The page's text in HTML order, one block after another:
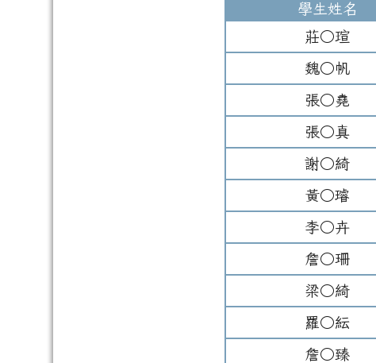
學生姓名
莊○瑄
魏○帆
張○堯
張○真
謝○綺
黃○璿
李○卉
詹○珊
梁○綺
羅○紜
詹○臻